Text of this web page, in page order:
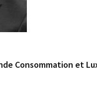
Consommation et